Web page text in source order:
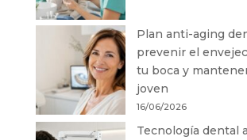
Plan anti-aging
prevenir el
tu boca y
joven
16/06/2026
Tecnología dental